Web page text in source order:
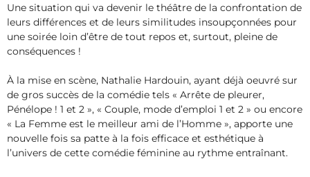
Une situation qui va devenir le théâtre de la confrontation de
leurs différences et de leurs similitudes insoupçonnées pour
une soirée loin d’être de tout repos et, surtout, pleine de
conséquences !
À la mise en scène, Nathalie Hardouin, ayant déjà oeuvré sur
de gros succès de la comédie tels « Arrête de pleurer,
Pénélope ! 1 et 2 », « Couple, mode d’emploi 1 et 2 » ou encore
« La Femme est le meilleur ami de l’Homme », apporte une
nouvelle fois sa patte à la fois efficace et esthétique à
l’univers de cette comédie féminine au rythme entraînant.